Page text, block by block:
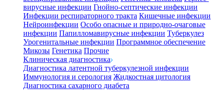
вирусные инфекции Гнойно-септические инфекции
Инфекции респираторного тракта Кишечные инфекции
Нейроинфекции Особо опасные и природно-очаговые
инфекции Папилломавирусные инфекции Туберкулез
Урогенитальные инфекции Программное обеспечение
Микозы Генетика Прочие
Клиническая диагностика
Диагностика латентной туберкулезной инфекции
Иммунология и серология Жидкостная цитология
Диагностика сахарного диабета